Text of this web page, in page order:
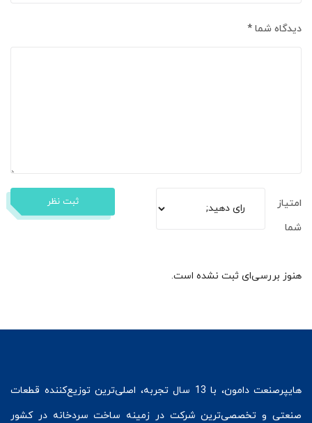
دیدگاه شما *
امتیاز
شما
ثبت نظر
هنوز بررسی‌ای ثبت نشده است.
هایپرصنعت
دامون، با 13 سال تجربه، اصلی‌ترین توزیع‌کننده قطعات
صنعتی و تخصصی‌ترین شرکت در زمینه ساخت سردخانه در کشور